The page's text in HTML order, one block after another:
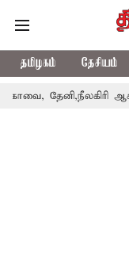
தமிழகம் தேசியம்
ஆகிய